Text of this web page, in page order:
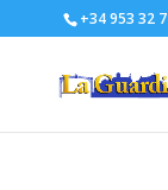
+34 953 32